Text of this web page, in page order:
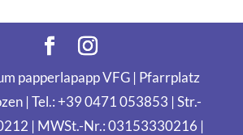
papperlapapp VFG | Pfarrplatz
| Tel.: +39 0471 053853 | Str.-
| MWSt.-Nr.: 03153330216 |